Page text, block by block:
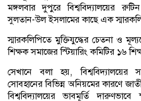
মঙ্গলবার দুপুরে বিশ্ববিদ্যালয়ের
সুলতান-উল ইসলামের কাছে এক
স্মারকলিপিতে মুক্তিযুদ্ধের চেতনা ও
শিক্ষক সমাজের স্টিয়ারিং কমিটির ১৬
সেখানে বলা হয়, বিশ্ববিদ্যালয়ের
সোবহানের বিভিন্ন অনিয়মের কারণে
বিশ্ববিদ্যালয়ের ভাবমূর্তি দারুণভাবে